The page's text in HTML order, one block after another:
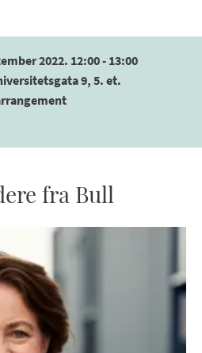
2022. 12:00 - 13:00
9, 5. et.
fra Bull